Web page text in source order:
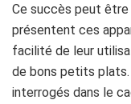
Ce succès peut être
présentent ces
facilité de leur
de bons petits
interrogés dans le